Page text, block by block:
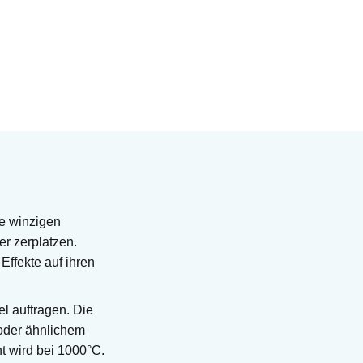
winzigen
zerplatzen.
auf ihren
auftragen. Die
ähnlichem
wird bei 1000°C.